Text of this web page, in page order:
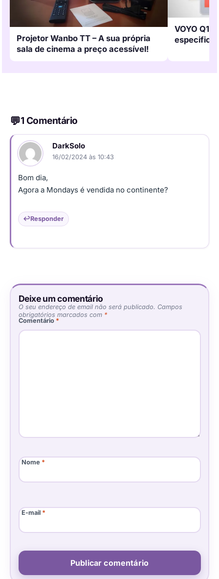
Projetor Wanbo TT – A sua própria
sala de cinema a preço acessível!
VOYO
1 Comentário
DarkSolo
16/02/2024 às 10:43
Bom dia,
Agora a Mondays é vendida no continente?
Responder
Deixe um comentário
O seu endereço de email não será publicado. Campos
obrigatórios marcados com *
Comentário *
Nome *
E-mail *